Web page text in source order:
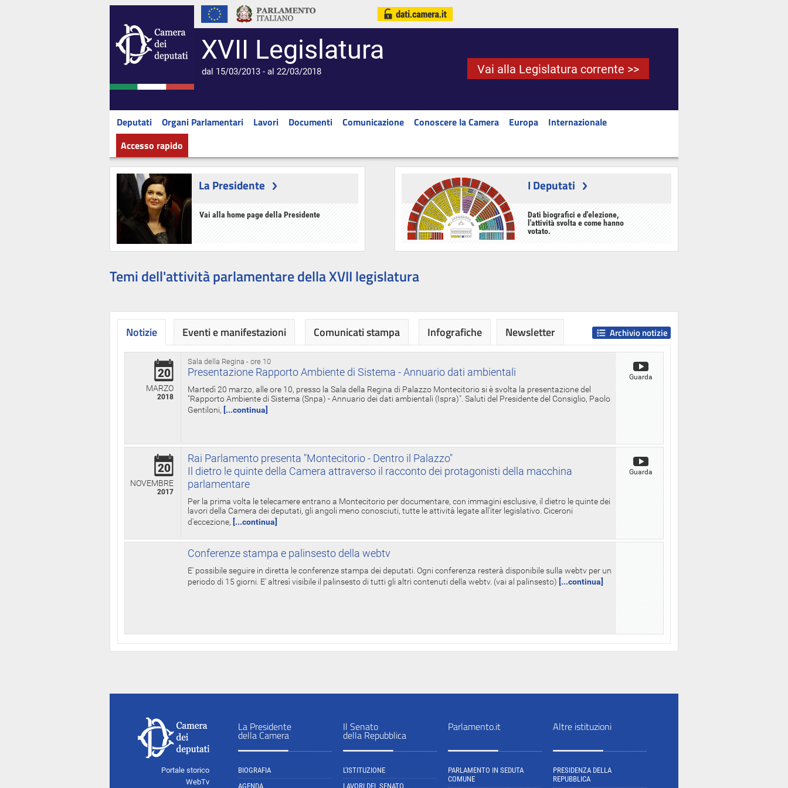
XVII Legislatura
dal 15/03/2013 - al 22/03/2018 Vai alla Legislatura corrente >>
Deputati Organi Parlamentari Lavori Documenti Comunicazione Conoscere la Camera Europa
Internazionale
Accesso rapido
La Presidente
Vai alla home page della Presidente
I Deputati
Dati biografici e d'elezione,
l'attività svolta e come hanno
votato.
Temi dell'attività parlamentare della XVII legislatura
Notizie
Sala della Regina - ore 10
20
MARZO
2018
Presentazione Rapporto Ambiente di Sistema - Annuario dati ambientali
Martedì 20 marzo, alle ore 10, presso la Sala della Regina di Palazzo Montecitorio si è svolta la presentazione del
"Rapporto Ambiente di Sistema (Snpa) - Annuario dei dati ambientali (Ispra)". Saluti del Presidente del Consiglio, Paolo
Gentiloni, [...continua]
Guarda
20
NOVEMBRE
2017
Rai Parlamento presenta "Montecitorio - Dentro il Palazzo"
Il dietro le quinte della Camera attraverso il racconto dei protagonisti della macchina
parlamentare
Per la prima volta le telecamere entrano a Montecitorio per documentare, con immagini esclusive, il dietro le quinte dei
lavori della Camera dei deputati, gli angoli meno conosciuti, tutte le attività legate all'iter legislativo. Ciceroni
d'eccezione, [...continua]
Guarda
Conferenze stampa e palinsesto della webtv
E' possibile seguire in diretta le conferenze stampa dei deputati. Ogni conferenza resterà disponibile sulla webtv per un
periodo di 15 giorni. E' altresì visibile il palinsesto di tutti gli altri contenuti della webtv. (vai al palinsesto) [...continua]
Archivio notizie
Eventi e manifestazioni Comunicati stampa Infografiche Newsletter
Portale storico
WebTv
La Presidente
della Camera
BIOGRAFIA
AGENDA
Il Senato
della Repubblica
L'ISTITUZIONE
LAVORI DEL SENATO
Parlamento.it
PARLAMENTO IN SEDUTA
COMUNE
Altre istituzioni
PRESIDENZA DELLA
REPUBBLICA